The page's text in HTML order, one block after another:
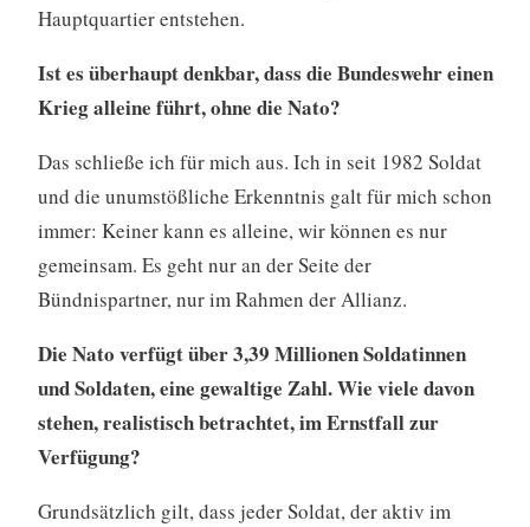
Hauptquartier entstehen.
Ist es überhaupt denkbar, dass die Bundeswehr einen
Krieg alleine führt, ohne die Nato?
Das schließe ich für mich aus. Ich in seit 1982 Soldat
und die unumstößliche Erkenntnis galt für mich schon
immer: Keiner kann es alleine, wir können es nur
gemeinsam. Es geht nur an der Seite der
Bündnispartner, nur im Rahmen der Allianz.
Die Nato verfügt über 3,39 Millionen Soldatinnen
und Soldaten, eine gewaltige Zahl. Wie viele davon
stehen, realistisch betrachtet, im Ernstfall zur
Verfügung?
Grundsätzlich gilt, dass jeder Soldat, der aktiv im